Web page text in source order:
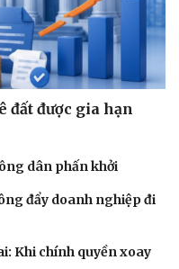
đất được gia hạn
dân phấn khởi
đẩy doanh nghiệp đi
Khi chính quyền xoay